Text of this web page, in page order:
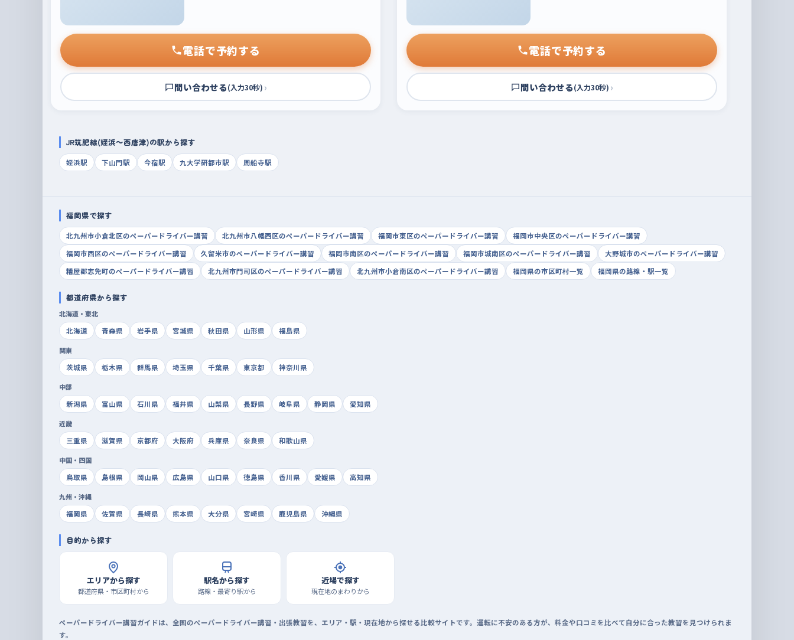
電話で予約する
問い合わせる(入力30秒) ›
電話で予約する
問い合わせる(入力30秒) ›
JR筑肥線(姪浜～西唐津)の駅から探す
姪浜駅 下山門駅 今宿駅 九大学研都市駅 周船寺駅
福岡県で探す
北九州市小倉北区のペーパードライバー講習 北九州市八幡西区のペーパードライバー講習 福岡市東区のペーパードライバー講習
福岡市中央区のペーパードライバー講習
福岡市西区のペーパードライバー講習
久留米市のペーパードライバー講習 福岡市南区のペーパードライバー講習 福岡市城南区のペーパードライバー講習
大野城市のペーパードライバー講習
糟屋郡志免町のペーパードライバー講習
北九州市門司区のペーパードライバー講習 北九州市小倉南区のペーパードライバー講習 福岡県の市区町村一覧 福岡県の路線・駅一覧
都道府県から探す
北海道・東北
北海道
青森県 岩手県 宮城県 秋田県 山形県 福島県
関東
茨城県
栃木県 群馬県 埼玉県 千葉県 東京都 神奈川県
中部
新潟県
富山県 石川県 福井県 山梨県 長野県 岐阜県 静岡県 愛知県
近畿
三重県
滋賀県 京都府 大阪府 兵庫県 奈良県 和歌山県
中国・四国
鳥取県
島根県 岡山県 広島県 山口県 徳島県 香川県 愛媛県 高知県
九州・沖縄
福岡県
佐賀県 長崎県 熊本県 大分県 宮崎県 鹿児島県 沖縄県
目的から探す
エリアから探す
都道府県・市区町村から
駅名から探す
路線・最寄り駅から
近場で探す
現在地のまわりから
ペーパードライバー講習ガイドは、全国のペーパードライバー講習・出張教習を、エリア・駅・現在地から探せる比較サイトです。運転に不安のある方が、料金や口コミを比べて自分に合った教習を見つけられま
す。